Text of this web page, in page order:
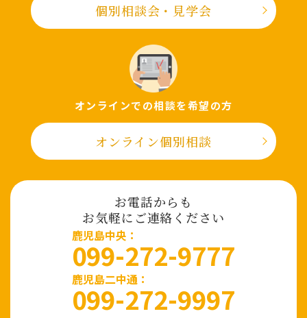
個別相談会・⾒学会
オンラインでの相談を希望の⽅
オンライン個別相談
お電話からも
お気軽にご連絡ください
⿅児島中央：
099-272-9777
鹿児島二中通：
099-272-9997